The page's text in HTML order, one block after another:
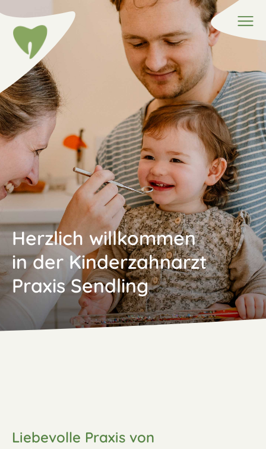
Menü
Herzlich willkommen
in der Kinderzahnarzt
Praxis Sendling
Liebevolle Praxis von